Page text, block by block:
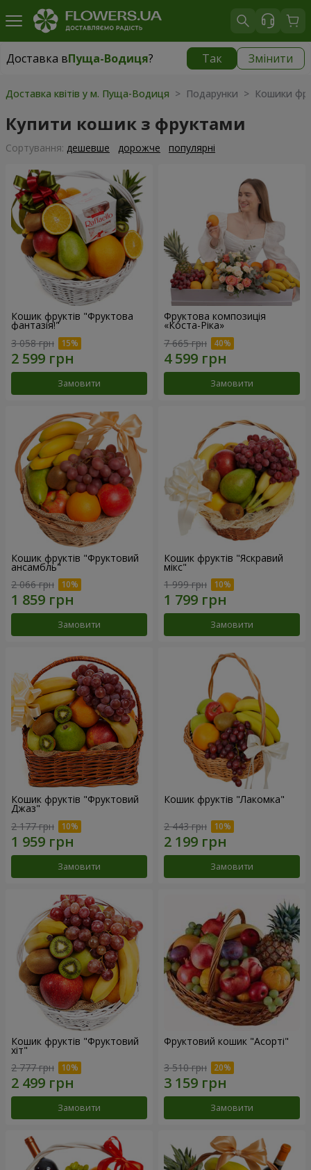
Доставка вПуща-Водиця? Так Змінити
Доставка вПуща-Водиця| безкоштовно
Доставка квітів у м. Пуща-Водиця > Подарунки > Кошики
Купити кошик з фруктами
Сортування: дешевше дорожче популярні
Кошик фруктів "Фруктова
фантазія!"
3 058 грн
Замовити
Фруктова композиція
«Коста-Ріка»
7 665 грн
Замовити
Кошик фруктів "Фруктовий
ансамбль"
2 066 грн
Замовити
Кошик фруктів "Яскравий
мікс"
1 999 грн
Замовити
Кошик фруктів "Фруктовий
Джаз"
2 177 грн
Замовити
Кошик фруктів "Лакомка"
2 443 грн
Замовити
Кошик фруктів "Фруктовий
хiт"
2 777 грн
Замовити
Фруктовий кошик "Асорті"
3 510 грн
Замовити